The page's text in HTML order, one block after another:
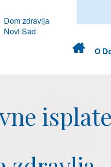
Dom zdravlja
Novi Sad
Dom
zdravlja
O
isplate